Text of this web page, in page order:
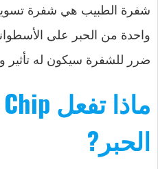
شفرة الطبيب هي شفرة
واحدة من الحبر على
ضرر للشفرة سيكون له
الحبر?